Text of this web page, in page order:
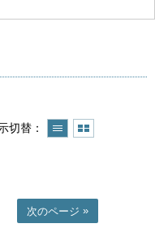
切替
次のページ